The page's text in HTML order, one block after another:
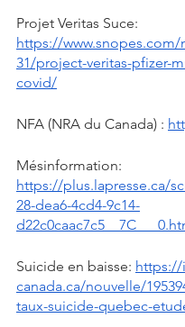
Projet Veritas Suce:
https://www.snopes.com/
31/project-veritas-pfizer-
covid/
NFA (NRA du Canada) :
Mésinformation:
https://plus.lapresse.ca/
28-dea6-4cd4-9c14-
Suicide en baisse:
canada.ca/nouvelle/
taux-suicide-quebec-